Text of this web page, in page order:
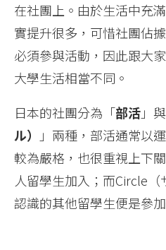
在社團上。由於生活中充
實提升很多，可惜社團佔
必須參與活動，因此跟大
大學生活相當不同。
日本的社團分為「部活」
ル）
」兩種，部活通常以
較為嚴格，也很重視上下
人留學生加入；而Circle
認識的其他留學生便是參